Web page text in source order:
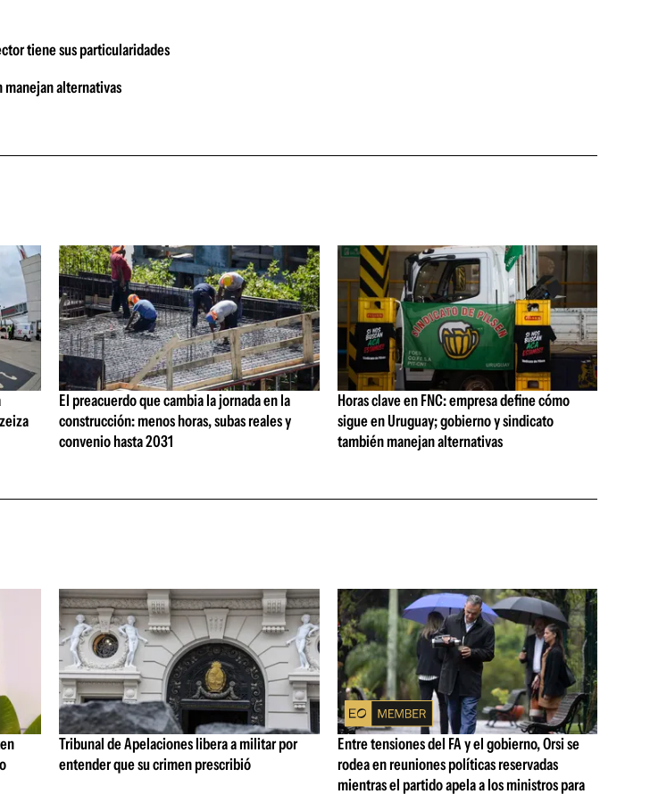
tiene sus particularidades
manejan alternativas
El preacuerdo que cambia la jornada en la
construcción: menos horas, subas reales y
convenio hasta 2031
Horas clave en FNC: empresa define cómo
sigue en Uruguay; gobierno y sindicato
también manejan alternativas
Tribunal de Apelaciones libera a militar por
entender que su crimen prescribió
Entre tensiones del FA y el gobierno, Orsi se
rodea en reuniones políticas reservadas
mientras el partido apela a los ministros para